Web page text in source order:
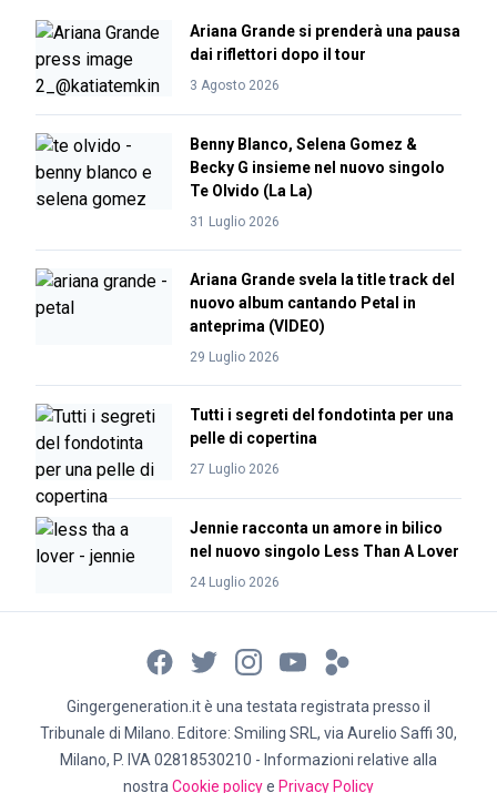
Ariana Grande si prenderà una pausa
dai riflettori dopo il tour
3 Agosto 2026
Benny Blanco, Selena Gomez &
Becky G insieme nel nuovo singolo
Te Olvido (La La)
31 Luglio 2026
Ariana Grande svela la title track del
nuovo album cantando Petal in
anteprima (VIDEO)
29 Luglio 2026
Tutti i segreti del fondotinta per una
pelle di copertina
27 Luglio 2026
Jennie racconta un amore in bilico
nel nuovo singolo Less Than A Lover
24 Luglio 2026
Gingergeneration.it è una testata registrata presso il
Tribunale di Milano. Editore: Smiling SRL, via Aurelio Saffi 30,
Milano, P. IVA 02818530210 - Informazioni relative alla
nostra Cookie policye Privacy Policy